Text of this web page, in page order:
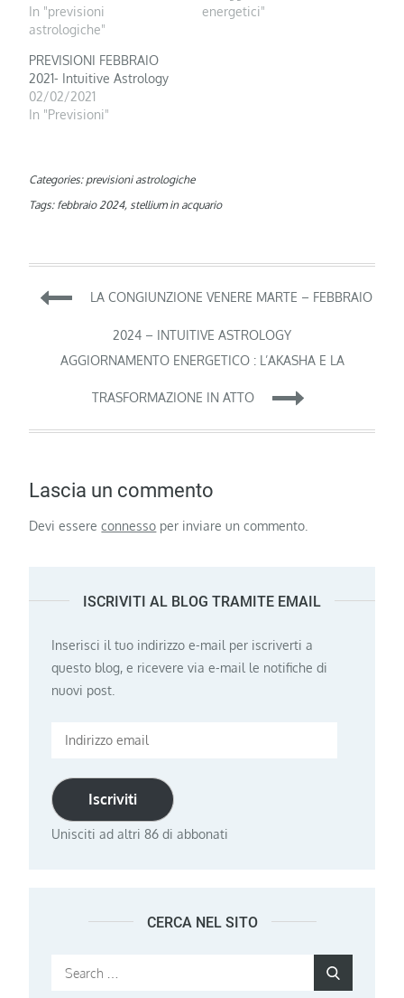
In "previsioni
astrologiche"
energetici"
PREVISIONI FEBBRAIO
2021- Intuitive Astrology
02/02/2021
In "Previsioni"
Categories: previsioni astrologiche
Tags: febbraio 2024, stellium in acquario
Navigazione
articoli
LA CONGIUNZIONE VENERE MARTE – FEBBRAIO
2024 – INTUITIVE ASTROLOGY
AGGIORNAMENTO ENERGETICO : L’AKASHA E LA
TRASFORMAZIONE IN ATTO
Lascia un commento
Devi essereconnesso per inviare un commento.
ISCRIVITI AL BLOG TRAMITE EMAIL
Inserisci il tuo indirizzo e-mail per iscriverti a
questo blog, e ricevere via e-mail le notifiche di
nuovi post.
Indirizzo
Iscriviti
Unisciti ad altri 86 di abbonati
CERCA NEL SITO
Search